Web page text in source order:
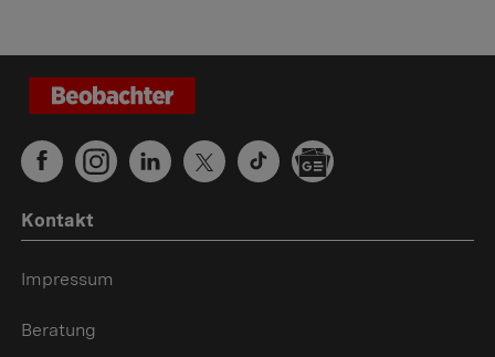
Kontakt
Impressum
Beratung